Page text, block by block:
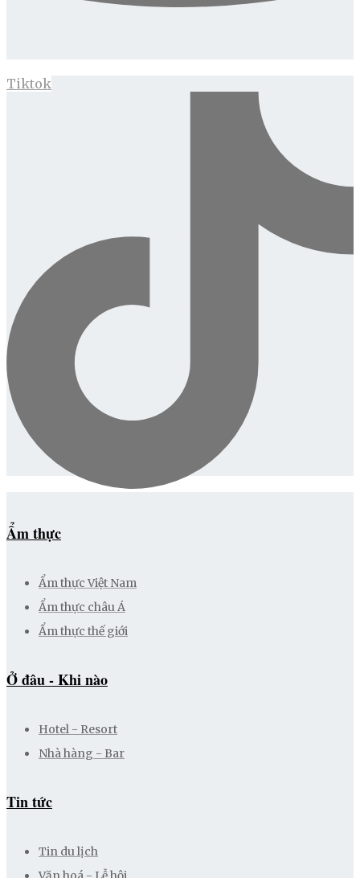
Tiktok
Ẩm thực
Ẩm thực Việt Nam
Ẩm thực châu Á
Ẩm thực thế giới
Ở đâu - Khi nào
Hotel - Resort
Nhà hàng - Bar
Tin tức
Tin du lịch